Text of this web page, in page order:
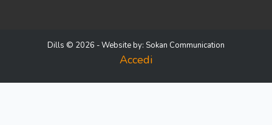
Dills © 2026 - Website by: Sokan Communication
Accedi